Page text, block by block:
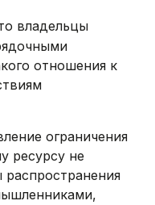
владельцы
отношения к
ограничения
ресурсу не